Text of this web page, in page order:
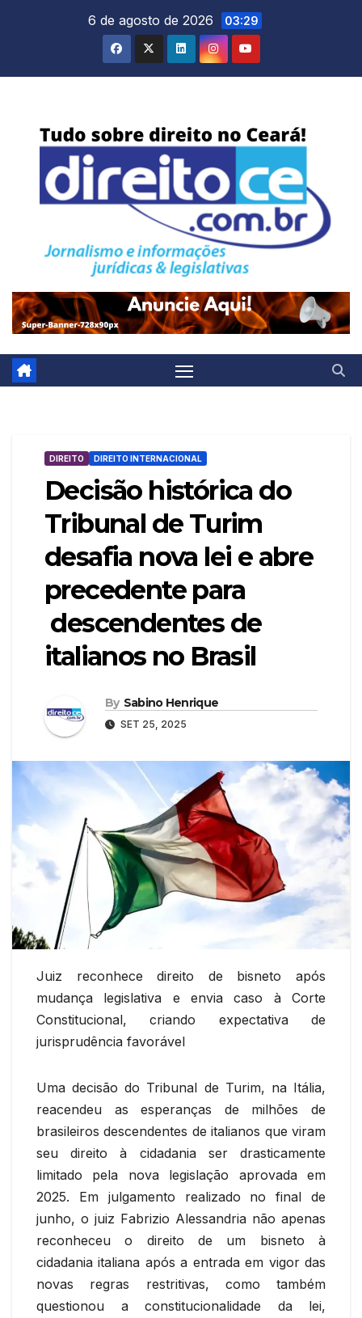
6 de agosto de 2026 03:29
DIREITO DIREITO INTERNACIONAL
Decisão histórica do
Tribunal de Turim
desafia nova lei e abre
precedente para
descendentes de
italianos no Brasil
By Sabino Henrique
SET 25, 2025
Juiz reconhece direito de bisneto após
mudança legislativa e envia caso à Corte
Constitucional, criando expectativa de
jurisprudência favorável
Uma decisão do Tribunal de Turim, na Itália,
reacendeu as esperanças de milhões de
brasileiros descendentes de italianos que viram
seu direito à cidadania ser drasticamente
limitado pela nova legislação aprovada em
2025. Em julgamento realizado no final de
junho, o juiz Fabrizio Alessandria não apenas
reconheceu o direito de um bisneto à
cidadania italiana após a entrada em vigor das
novas regras restritivas, como também
questionou a constitucionalidade da lei,